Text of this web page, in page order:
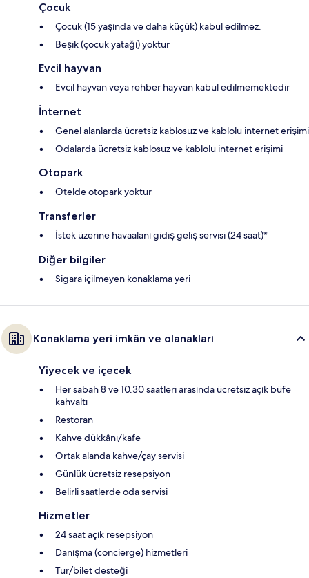
Çocuk
Çocuk (15 yaşında ve daha küçük) kabul edilmez.
Beşik (çocuk yatağı) yoktur
Evcil hayvan
Evcil hayvan veya rehber hayvan kabul edilmemektedir
İnternet
Genel alanlarda ücretsiz kablosuz ve kablolu internet erişimi
Odalarda ücretsiz kablosuz ve kablolu internet erişimi
Otopark
Otelde otopark yoktur
Transferler
İstek üzerine havaalanı gidiş geliş servisi (24 saat)*
Diğer bilgiler
Sigara içilmeyen konaklama yeri
Konaklama yeri imkân ve olanakları
Yiyecek ve içecek
Her sabah 8 ve 10.30 saatleri arasında ücretsiz açık büfe
kahvaltı
Restoran
Kahve dükkânı/kafe
Ortak alanda kahve/çay servisi
Günlük ücretsiz resepsiyon
Belirli saatlerde oda servisi
Hizmetler
24 saat açık resepsiyon
Danışma (concierge) hizmetleri
Tur/bilet desteği